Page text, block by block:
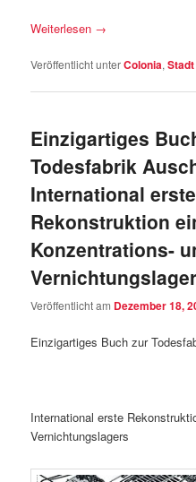
Weiterlesen →
Veröffentlicht unterColonia,
Einzigartiges
Todesfabrik
International erste
Rekonstruktion
Konzentrations-
Veröffentlicht am Dezember 18,
Einzigartiges Buch zur
International erste
Vernichtungslagers